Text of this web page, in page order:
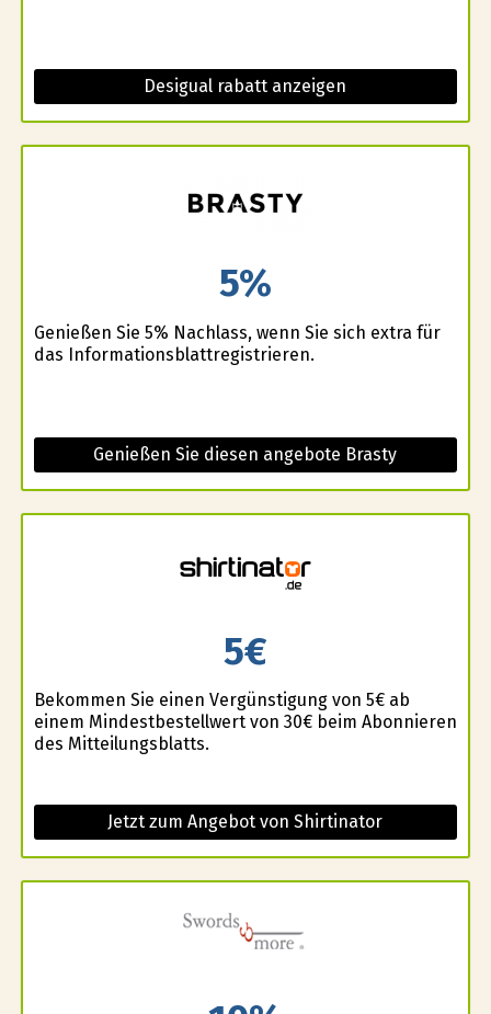
Desigual rabatt anzeigen
5%
Genießen Sie 5% Nachlass, wenn Sie sich extra für
das Informationsblattregistrieren.
Genießen Sie diesen angebote Brasty
5€
Bekommen Sie einen Vergünstigung von 5€ ab
einem Mindestbestellwert von 30€ beim Abonnieren
des Mitteilungsblatts.
Jetzt zum Angebot von Shirtinator